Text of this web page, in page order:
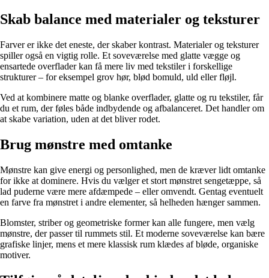
Skab balance med materialer og teksturer
Farver er ikke det eneste, der skaber kontrast. Materialer og teksturer
spiller også en vigtig rolle. Et soveværelse med glatte vægge og
ensartede overflader kan få mere liv med tekstiler i forskellige
strukturer – for eksempel grov hør, blød bomuld, uld eller fløjl.
Ved at kombinere matte og blanke overflader, glatte og ru tekstiler, får
du et rum, der føles både indbydende og afbalanceret. Det handler om
at skabe variation, uden at det bliver rodet.
Brug mønstre med omtanke
Mønstre kan give energi og personlighed, men de kræver lidt omtanke
for ikke at dominere. Hvis du vælger et stort mønstret sengetæppe, så
lad puderne være mere afdæmpede – eller omvendt. Gentag eventuelt
en farve fra mønstret i andre elementer, så helheden hænger sammen.
Blomster, striber og geometriske former kan alle fungere, men vælg
mønstre, der passer til rummets stil. Et moderne soveværelse kan bære
grafiske linjer, mens et mere klassisk rum klædes af bløde, organiske
motiver.